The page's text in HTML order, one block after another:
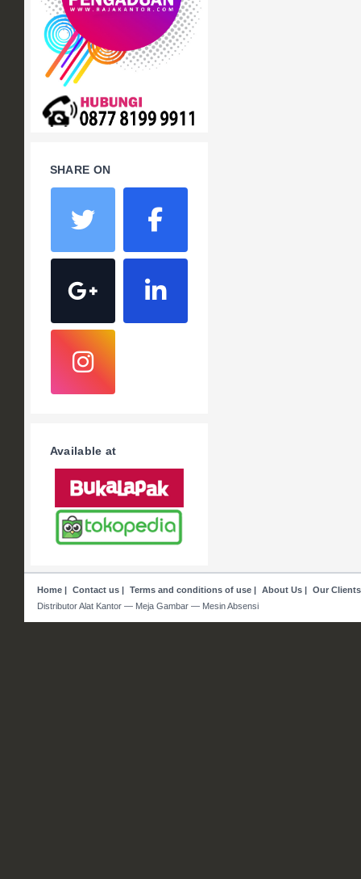
+ Sofa Kantor
+ Springbed
White Board / Papan Tulis
SHARE ON
Available at
Home| Contact us| Terms and conditions of use| About Us| Our Clients
Distributor Alat Kantor — Meja Gambar — Mesin Absensi